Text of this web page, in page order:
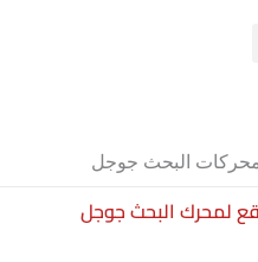
البحث جوجل
لمحرك البحث جوجل